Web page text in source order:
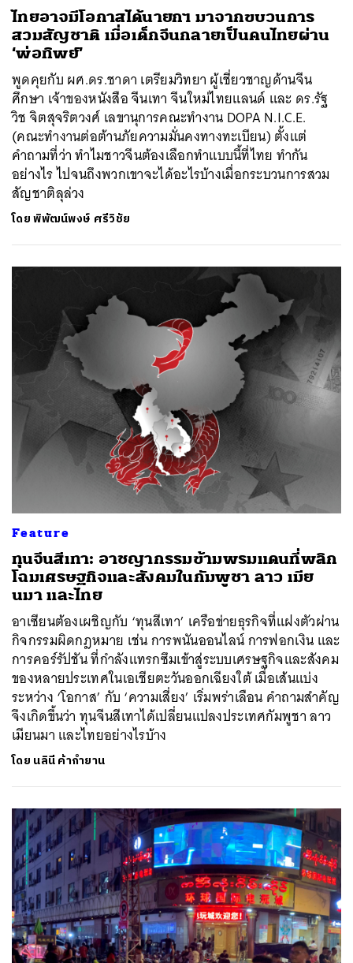
ไทยอาจมีโอกาสได้นายกฯ มาจากขบวนการ
สวมสัญชาติ เมื่อเด็กจีนกลายเป็นคนไทยผ่าน
‘พ่อทิพย์’
พูดคุยกับ ผศ.ดร.ชาดา เตรียมวิทยา ผู้เชี่ยวชาญด้านจีน
ศึกษา เจ้าของหนังสือ จีนเทา จีนใหม่ไทยแลนด์ และ ดร.รัฐ
วิช จิตสุจริตวงศ์ เลขานุการคณะทำงาน DOPA N.I.C.E.​
(คณะทำงานต่อต้านภัยความมั่นคงทางทะเบียน) ตั้งแต่
คำถามที่ว่า ทำไมชาวจีนต้องเลือกทำแบบนี้ที่ไทย ทำกัน
อย่างไร ไปจนถึงพวกเขาจะได้อะไรบ้างเมื่อกระบวนการสวม
สัญชาติลุล่วง
โดยพิพัฒน์พงษ์ ศรีวิชัย
Feature
ทุนจีนสีเทา: อาชญากรรมข้ามพรมแดนที่พลิก
โฉมเศรษฐกิจและสังคมในกัมพูชา ลาว เมีย
นมา และไทย
อาเซียนต้องเผชิญกับ ‘ทุนสีเทา’ เครือข่ายธุรกิจที่แฝงตัวผ่าน
กิจกรรมผิดกฎหมาย เช่น การพนันออนไลน์ การฟอกเงิน และ
การคอร์รัปชัน ที่กำลังแทรกซึมเข้าสู่ระบบเศรษฐกิจและสังคม
ของหลายประเทศในเอเชียตะวันออกเฉียงใต้ เมื่อเส้นแบ่ง
ระหว่าง ‘โอกาส’ กับ ‘ความเสี่ยง’ เริ่มพร่าเลือน คำถามสำคัญ
จึงเกิดขึ้นว่า ทุนจีนสีเทาได้เปลี่ยนแปลงประเทศกัมพูชา ลาว
เมียนมา และไทยอย่างไรบ้าง
โดย นลินี ค้ากำยาน